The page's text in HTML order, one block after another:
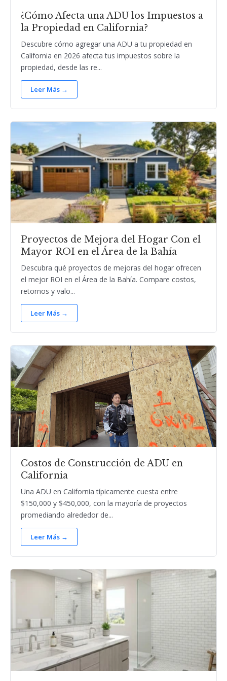
¿Cómo Afecta una ADU los Impuestos a
la Propiedad en California?
Descubre cómo agregar una ADU a tu propiedad en
California en 2026 afecta tus impuestos sobre la
propiedad, desde las re...
Leer Más →
Proyectos de Mejora del Hogar Con el
Mayor ROI en el Área de la Bahía
Descubra qué proyectos de mejoras del hogar ofrecen
el mejor ROI en el Área de la Bahía. Compare costos,
retornos y valo...
Leer Más →
Costos de Construcción de ADU en
California
Una ADU en California típicamente cuesta entre
$150,000 y $450,000, con la mayoría de proyectos
promediando alrededor de...
Leer Más →